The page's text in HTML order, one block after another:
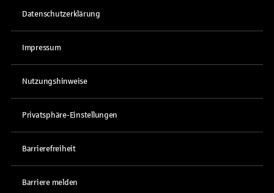
Datenschutzerklärung
Impressum
Nutzungshinweise
Privatsphäre-Einstellungen
Barrierefreiheit
Barriere melden